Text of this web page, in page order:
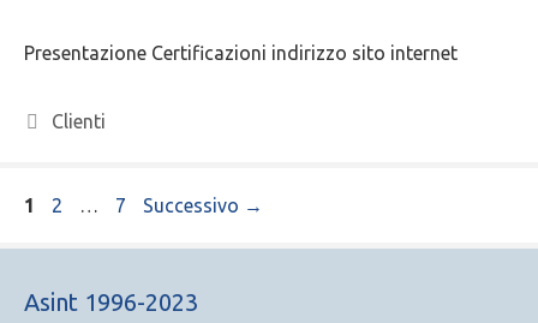
Presentazione Certificazioni indirizzo sito internet
Clienti
1 2 … 7 Successivo →
Asint 1996-2023